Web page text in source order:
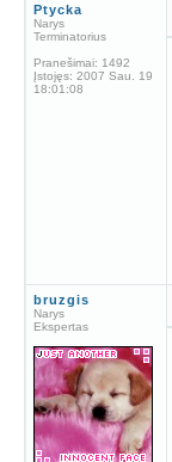
Ptycka
Narys
Terminatorius
Pranešimai: 1492
Įstojęs: 2007 Sau. 19
18:01:08
bruzgis
Narys
Ekspertas